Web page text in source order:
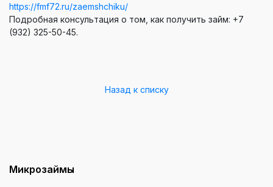
https://fmf72.ru/zaemshchiku/
Подробная консультация о том, как получить займ: +7
(932) 325-50-45.
Назад к списку
Микрозаймы